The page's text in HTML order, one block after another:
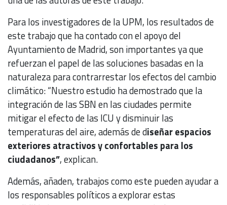
Para los investigadores de la UPM, los resultados de
este trabajo que ha contado con el apoyo del
Ayuntamiento de Madrid, son importantes ya que
refuerzan el papel de las soluciones basadas en la
naturaleza para contrarrestar los efectos del cambio
climático: “Nuestro estudio ha demostrado que la
integración de las SBN en las ciudades permite
mitigar el efecto de las ICU y disminuir las
temperaturas del aire, además de diseñar espacios
exteriores atractivos y confortables para los
ciudadanos”, explican.
Además, añaden, trabajos como este pueden ayudar a
los responsables políticos a explorar estas